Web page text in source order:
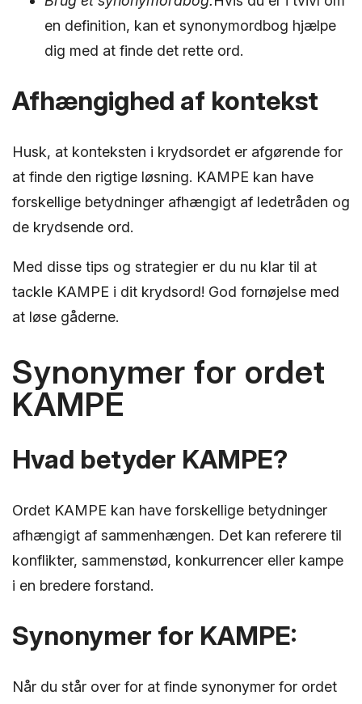
en definition, kan et synonymordbog hjælpe
dig med at finde det rette ord.
Afhængighed af kontekst
Husk, at konteksten i krydsordet er afgørende for
at finde den rigtige løsning. KAMPE kan have
forskellige betydninger afhængigt af ledetråden og
de krydsende ord.
Med disse tips og strategier er du nu klar til at
tackle KAMPE i dit krydsord! God fornøjelse med
at løse gåderne.
Synonymer for ordet
KAMPE
Hvad betyder KAMPE?
Ordet KAMPE kan have forskellige betydninger
afhængigt af sammenhængen. Det kan referere til
konflikter, sammenstød, konkurrencer eller kampe
i en bredere forstand.
Synonymer for KAMPE:
Når du står over for at finde synonymer for ordet